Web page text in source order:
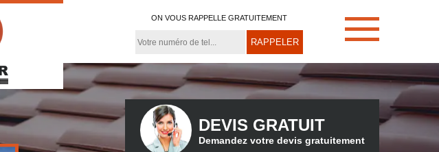
ON VOUS RAPPELLE GRATUITEMENT
DEVIS GRATUIT
Demandez votre devis gratuitement